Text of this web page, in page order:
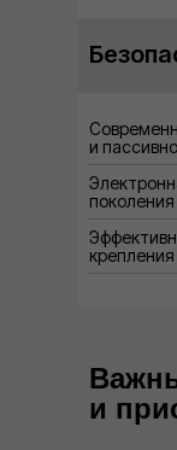
и
и